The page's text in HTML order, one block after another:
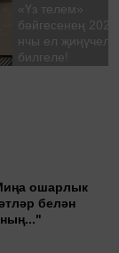
«Үз телем»
бәйгесенең 2026
нчы ел
билгеле!
ошарлык
белән